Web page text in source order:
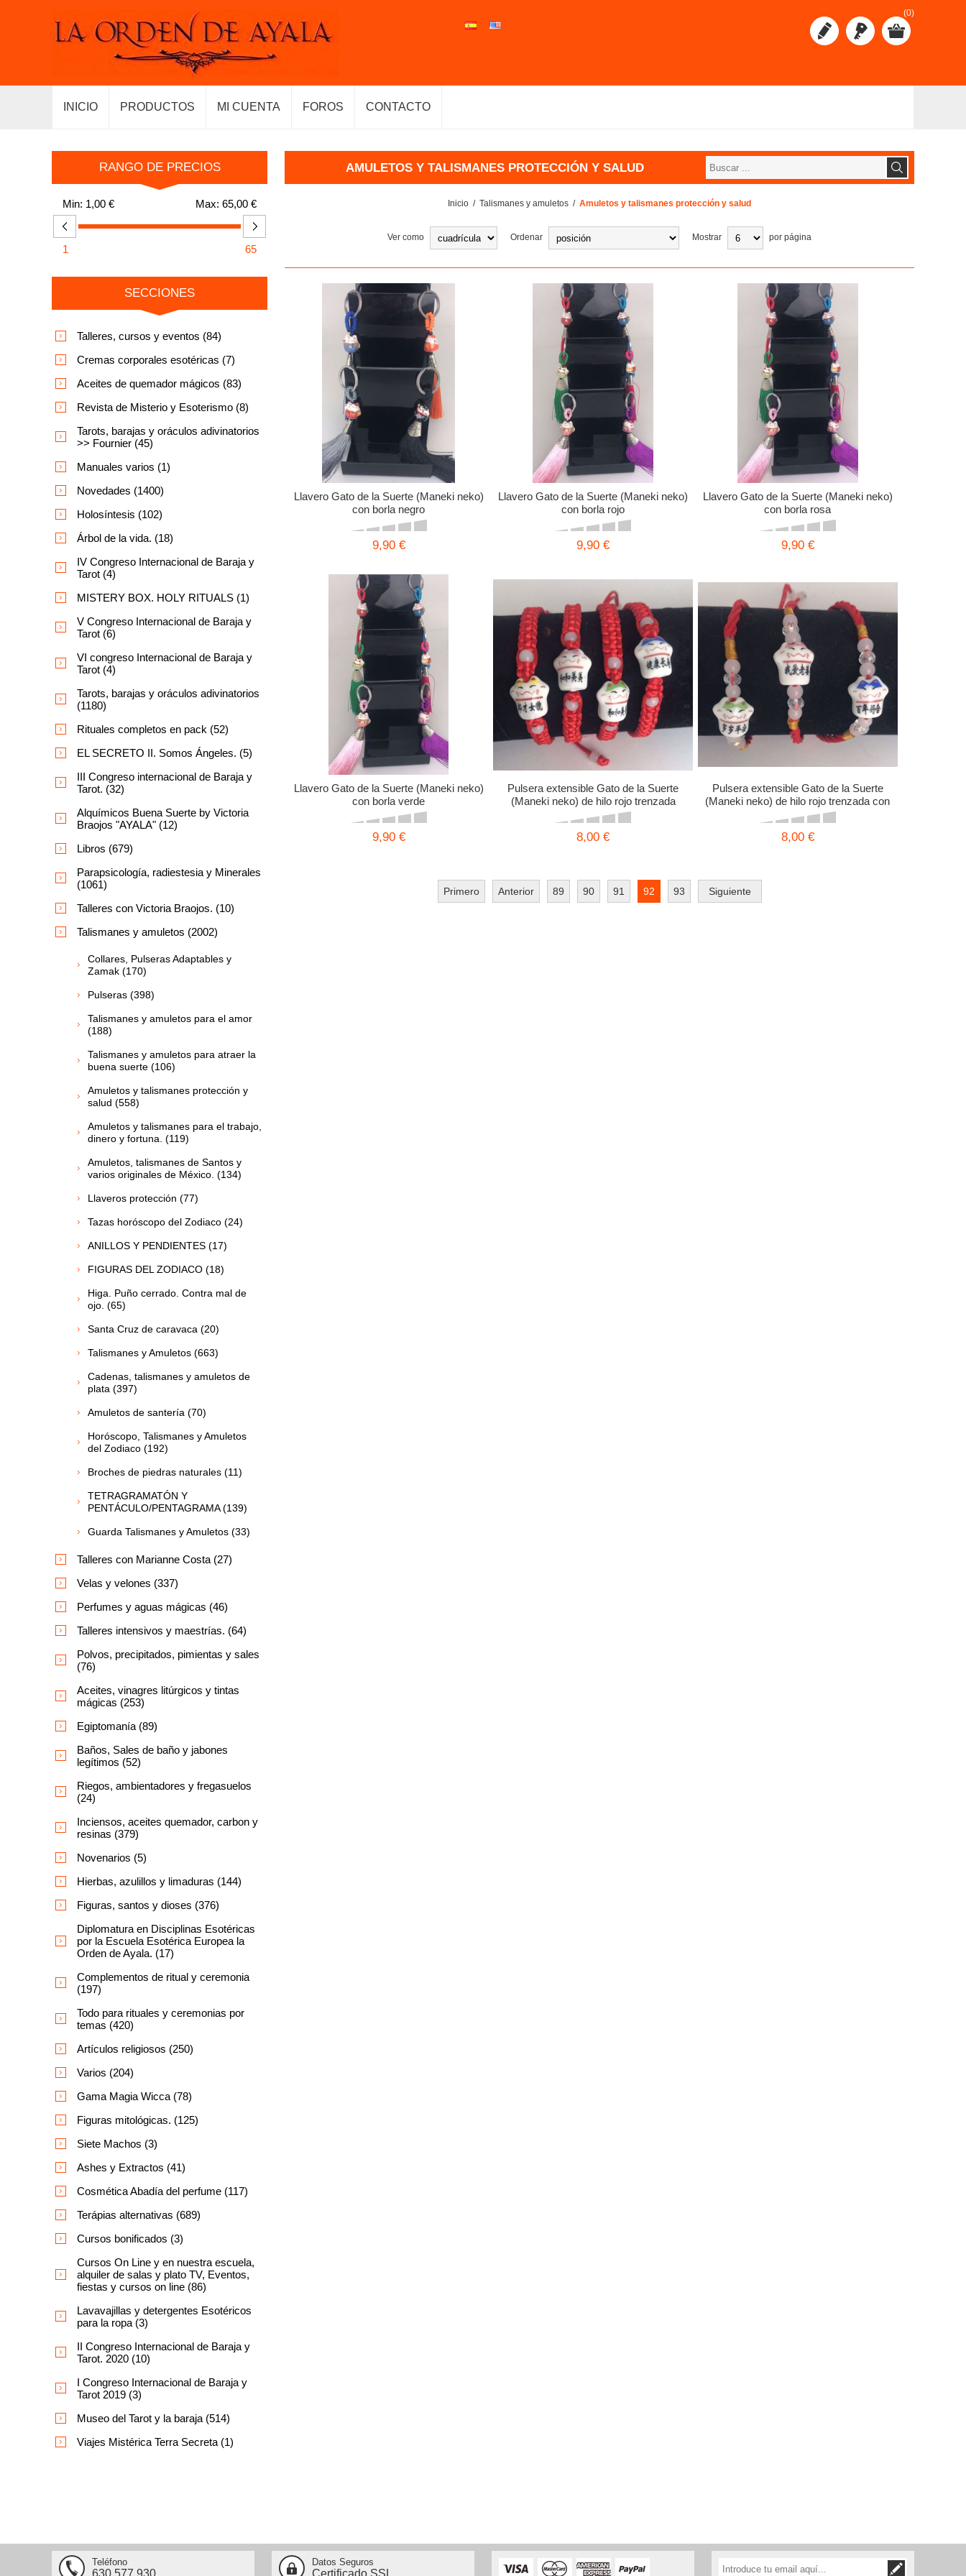
(0)
INICIO PRODUCTOS MI CUENTA FOROS CONTACTO
AMULETOS Y TALISMANES PROTECCIÓN Y SALUD
Inicio / Talismanes y amuletos / Amuletos y talismanes protección y salud
Ver como Ordenar Mostrar por página
Llavero Gato de la Suerte (Maneki neko)
con borla negro
9,90 €
Llavero Gato de la Suerte (Maneki neko)
con borla rojo
9,90 €
Llavero Gato de la Suerte (Maneki neko)
con borla rosa
9,90 €
Llavero Gato de la Suerte (Maneki neko)
con borla verde
9,90 €
Pulsera extensible Gato de la Suerte
(Maneki neko) de hilo rojo trenzada
8,00 €
Pulsera extensible Gato de la Suerte
(Maneki neko) de hilo rojo trenzada con
cuarzos rosas
8,00 €
Primero Anterior 89 90 91 92 93 Siguiente
RANGO DE PRECIOS
Min: 1,00 € Max: 65,00 €
1 65
SECCIONES
Talleres, cursos y eventos (84)
Cremas corporales esotéricas (7)
Aceites de quemador mágicos (83)
Revista de Misterio y Esoterismo (8)
Tarots, barajas y oráculos adivinatorios
>> Fournier (45)
Manuales varios (1)
Novedades (1400)
Holosíntesis (102)
Árbol de la vida. (18)
IV Congreso Internacional de Baraja y
Tarot (4)
MISTERY BOX. HOLY RITUALS (1)
V Congreso Internacional de Baraja y
Tarot (6)
VI congreso Internacional de Baraja y
Tarot (4)
Tarots, barajas y oráculos adivinatorios
(1180)
Rituales completos en pack (52)
EL SECRETO II. Somos Ángeles. (5)
III Congreso internacional de Baraja y
Tarot. (32)
Alquímicos Buena Suerte by Victoria
Braojos "AYALA" (12)
Libros (679)
Parapsicología, radiestesia y Minerales
(1061)
Talleres con Victoria Braojos. (10)
Talismanes y amuletos (2002)
Collares, Pulseras Adaptables y
Zamak (170)
Pulseras (398)
Talismanes y amuletos para el amor
(188)
Talismanes y amuletos para atraer la
buena suerte (106)
Amuletos y talismanes protección y
salud (558)
Amuletos y talismanes para el trabajo,
dinero y fortuna. (119)
Amuletos, talismanes de Santos y
varios originales de México. (134)
Llaveros protección (77)
Tazas horóscopo del Zodiaco (24)
ANILLOS Y PENDIENTES (17)
FIGURAS DEL ZODIACO (18)
Higa. Puño cerrado. Contra mal de
ojo. (65)
Santa Cruz de caravaca (20)
Talismanes y Amuletos (663)
Cadenas, talismanes y amuletos de
plata (397)
Amuletos de santería (70)
Horóscopo, Talismanes y Amuletos
del Zodiaco (192)
Broches de piedras naturales (11)
TETRAGRAMATÓN Y
PENTÁCULO/PENTAGRAMA (139)
Guarda Talismanes y Amuletos (33)
Talleres con Marianne Costa (27)
Velas y velones (337)
Perfumes y aguas mágicas (46)
Talleres intensivos y maestrías. (64)
Polvos, precipitados, pimientas y sales
(76)
Aceites, vinagres litúrgicos y tintas
mágicas (253)
Egiptomanía (89)
Baños, Sales de baño y jabones
legítimos (52)
Riegos, ambientadores y fregasuelos
(24)
Inciensos, aceites quemador, carbon y
resinas (379)
Novenarios (5)
Hierbas, azulillos y limaduras (144)
Figuras, santos y dioses (376)
Diplomatura en Disciplinas Esotéricas
por la Escuela Esotérica Europea la
Orden de Ayala. (17)
Complementos de ritual y ceremonia
(197)
Todo para rituales y ceremonias por
temas (420)
Artículos religiosos (250)
Varios (204)
Gama Magia Wicca (78)
Figuras mitológicas. (125)
Siete Machos (3)
Ashes y Extractos (41)
Cosmética Abadía del perfume (117)
Terápias alternativas (689)
Cursos bonificados (3)
Cursos On Line y en nuestra escuela,
alquiler de salas y plato TV, Eventos,
fiestas y cursos on line (86)
Lavavajillas y detergentes Esotéricos
para la ropa (3)
II Congreso Internacional de Baraja y
Tarot. 2020 (10)
I Congreso Internacional de Baraja y
Tarot 2019 (3)
Museo del Tarot y la baraja (514)
Viajes Mistérica Terra Secreta (1)
Teléfono
630.577.930
Datos Seguros
Certificado SSL